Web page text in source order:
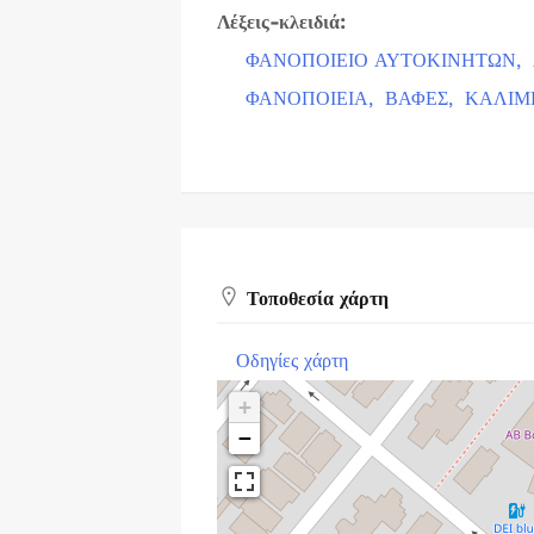
Λέξεις-κλειδιά:
ΦΑΝΟΠΟΙΕΙΟ ΑΥΤΟΚΙΝΗΤΩΝ,
ΦΑΝΟΠΟΙΕΙΑ, ΒΑΦΕΣ,
Τοποθεσία χάρτη
Οδηγίες χάρτη
+
−